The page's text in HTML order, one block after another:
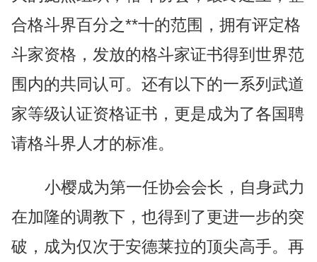
合格斗界百分之**十的范围，拥有评定格
斗家资格，发放的格斗家证书得到世界范
围内的共同认可。还有以下的一系列武道
家等级认证资格证书，更是成为了各国聘
请格斗界人才的标准。
小樱成为第一任协会会长，自身武力
在加隆的调教下，也得到了更进一步的突
破，成为仅次于安德莱拉的顶尖高手。再